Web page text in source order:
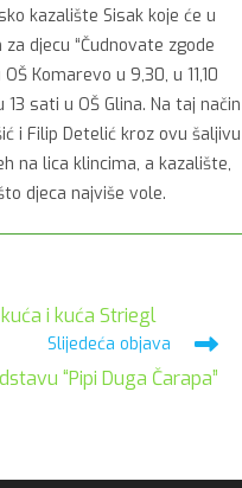
kazalište Sisak koje će u
djecu “Čudnovate zgode
Komarevo u 9,30, u 11,10
sati u OŠ Glina. Na taj način
i Filip Detelić kroz ovu šaljivu
na lica klincima, a kazalište,
djeca najviše vole.
i kuća Striegl
Slijedeća objava
“Pipi Duga Čarapa”